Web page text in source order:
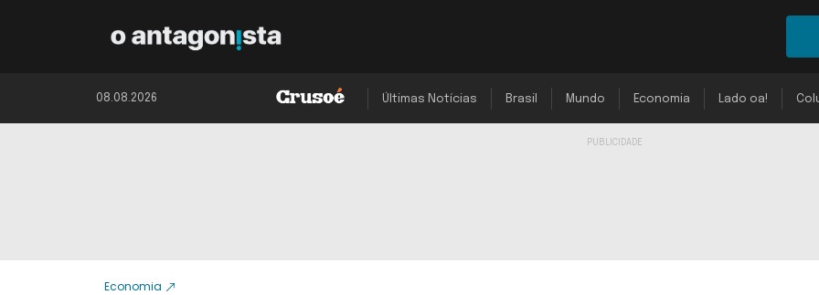
08.08.2026 Últimas Notícias Brasil Mundo Economia Lado oa!
Economia